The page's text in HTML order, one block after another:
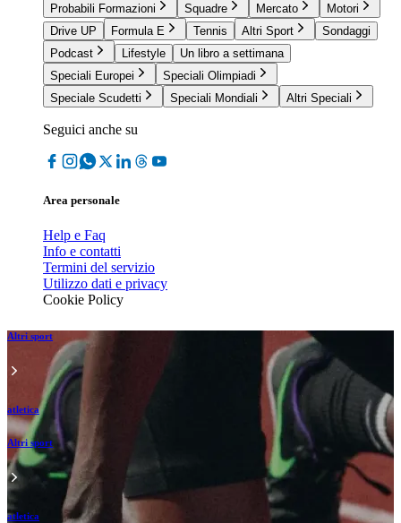
Probabili Formazioni
Squadre Mercato
Motori
Drive UP
Formula E Tennis Altri Sport
Sondaggi
Podcast
Lifestyle
Un libro a settimana
Speciali Europei
Speciali Olimpiadi
Speciale Scudetti
Speciali Mondiali Altri Speciali
Seguici anche su
Area personale
Help e Faq
Info e contatti
Termini del servizio
Utilizzo dati e privacy
Cookie Policy
Altri sport
atletica
Altri sport
atletica